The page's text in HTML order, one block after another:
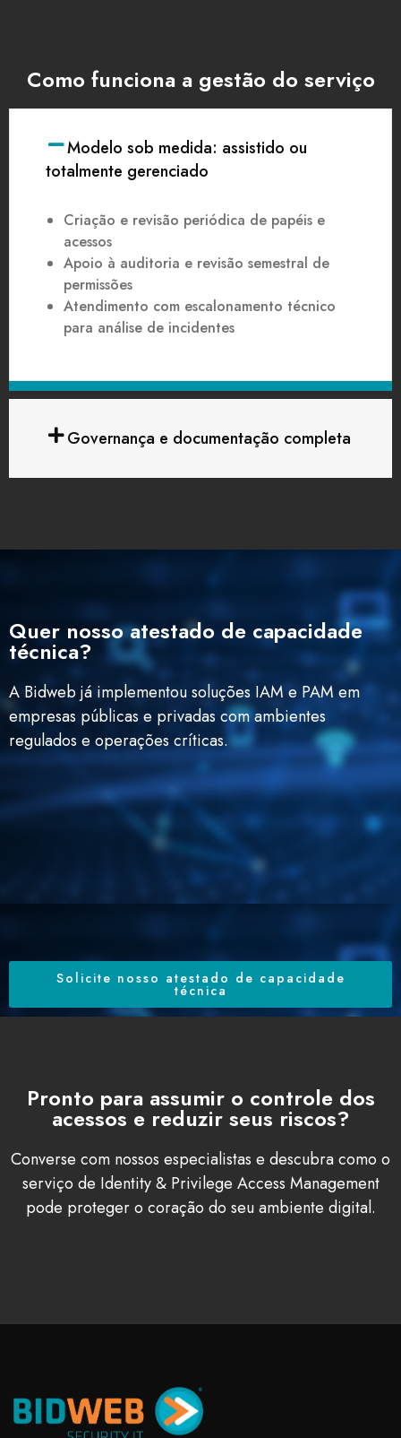
Como funciona a gestão do serviço
Modelo sob medida: assistido ou
totalmente gerenciado
Criação e revisão periódica de papéis e
acessos
Apoio à auditoria e revisão semestral de
permissões
Atendimento com escalonamento técnico
para análise de incidentes
Governança e documentação completa
Quer nosso atestado de capacidade
técnica?
A Bidweb já implementou soluções IAM e PAM em
empresas públicas e privadas com ambientes
regulados e operações críticas.
Solicite nosso atestado de capacidade
técnica
Pronto para assumir o controle dos
acessos e reduzir seus riscos?
Converse com nossos especialistas e descubra como o
serviço de Identity & Privilege Access Management
pode proteger o coração do seu ambiente digital.